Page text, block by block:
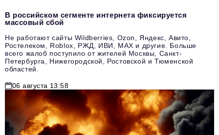
В российском сегменте интернета фиксируется
массовый сбой
Не работают сайты Wildberries, Ozon, Яндекс, Авито,
Ростелеком, Roblox, РЖД, ИВИ, MAX и другие. Больше
всего жалоб поступило от жителей Москвы, Санкт-
Петербурга, Нижегородской, Ростовской и Тюменской
областей.
06 августа 13:58